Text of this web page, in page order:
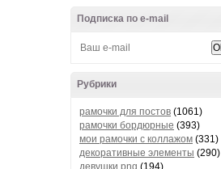
Подписка по e-mail
Рубрики
рамочки для постов (1061)
рамочки бордюрные (393)
мои рамочки с коллажом (331)
декоративные элементы (290)
девушки png (194)